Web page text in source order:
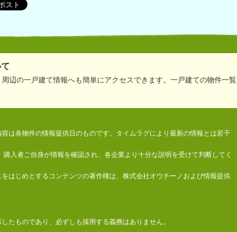
辺の一戸建て情報へも簡単にアクセスできます。一戸建ての物件一覧
は各物件の情報提供日のものです。タイムラグにより最新の情報とは若干
入者ご自身が情報を確認され、各企業より十分な説明を受けて判断してく
はじめとするコンテンツの著作権は、株式会社オウチーノおよび情報提供
たものであり、必ずしも採用する義務はありません。